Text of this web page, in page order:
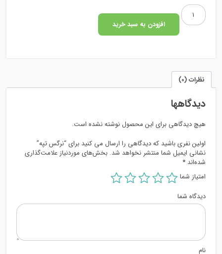
148.000 تومان
بود.
124.000 تومان.
نرگس
تپه
عدد
افزودن به سبد خرید
نظرات (0)
دیدگاهها
هیچ دیدگاهی برای این محصول نوشته نشده است.
اولین نفری باشید که دیدگاهی را ارسال می کنید برای “نرگس تپه”
نشانی ایمیل شما منتشر نخواهد شد. بخش‌های موردنیاز علامت‌گذاری
شده‌اند*
امتیاز شما
دیدگاه شما
نام